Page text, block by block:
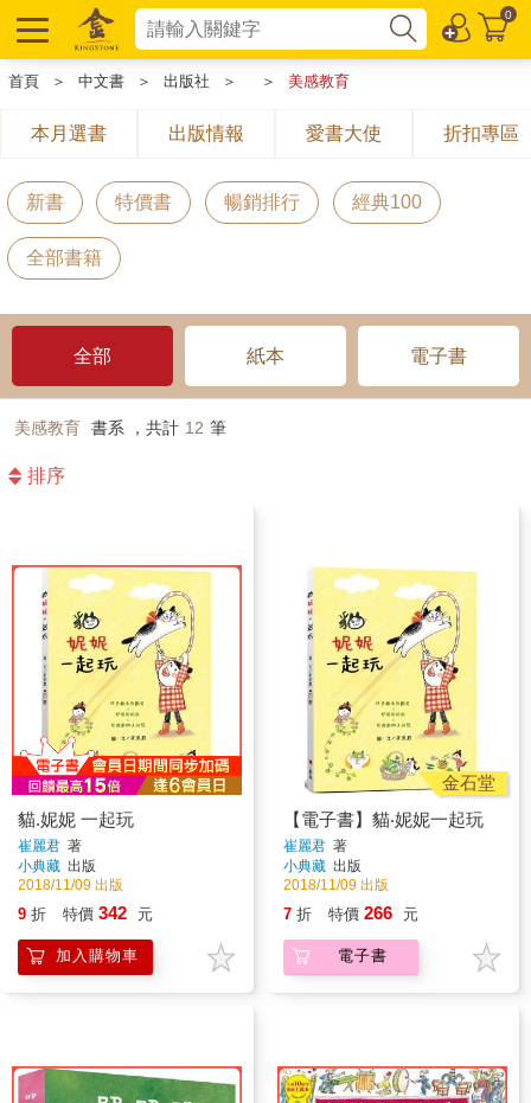
0
首頁 ＞ 中文書 ＞ 出版社 ＞ ＞ 美感教育
本月選書 出版情報 愛書大使 折扣專區
新書 特價書 暢銷排行 經典100
全部書籍
全部 紙本 電子書
美感教育 書系 ，共計 12 筆
排序
貓.妮妮 一起玩
崔麗君 著
小典藏 出版
2018/11/09 出版
9 折 特價 342 元
加入購物車
金石堂
【電子書】貓‧妮妮一起玩
崔麗君 著
小典藏 出版
2018/11/09 出版
7 折 特價 266 元
電子書